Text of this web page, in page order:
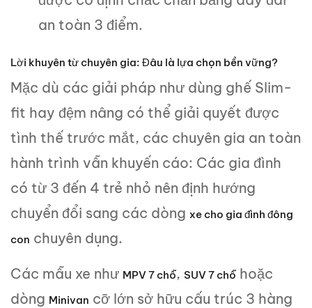
an toàn 3 điểm.
Lời khuyên từ chuyên gia: Đâu là lựa chọn bền vững?
Mặc dù các giải pháp như dùng ghế Slim-
fit hay đệm nâng có thể giải quyết được
tình thế trước mắt, các chuyên gia an toàn
hành trình vẫn khuyến cáo: Các gia đình
có từ 3 đến 4 trẻ nhỏ nên định hướng
chuyển đổi sang các dòng xe cho gia đình đông
con chuyên dụng.
Các mẫu xe như MPV 7 chỗ, SUV 7 chỗ hoặc
dòng Minivan cỡ lớn sở hữu cấu trúc 3 hàng